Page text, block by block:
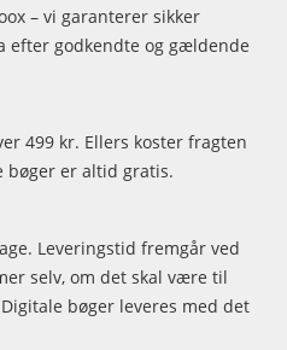
– vi garanterer sikker
efter godkendte og gældende
499 kr. Ellers koster fragten
bøger er altid gratis.
Leveringstid fremgår ved
selv, om det skal være til
bøger leveres med det